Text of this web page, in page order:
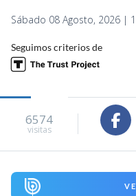
Sábado 08 Agosto, 2026 |
Seguimos criterios de
6574
visitas